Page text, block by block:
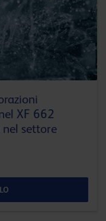
XF 662
nel settore